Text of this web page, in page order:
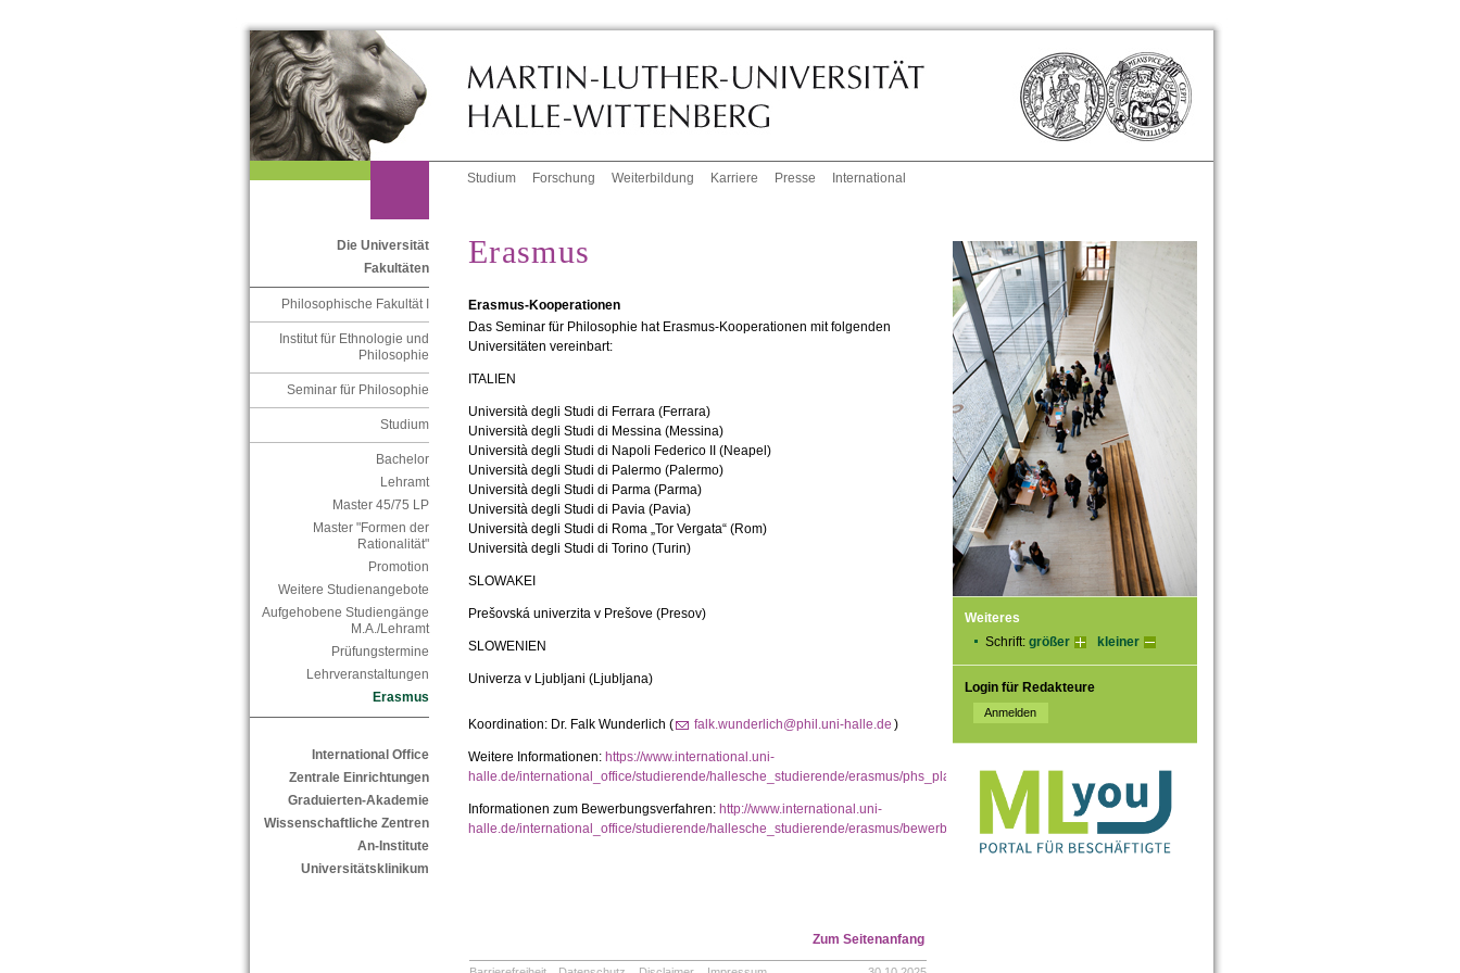
Studium Forschung Weiterbildung Karriere Presse International
Die Universität
Fakultäten
Philosophische Fakultät I
Institut für Ethnologie und
Philosophie
Seminar für Philosophie
Studium
Bachelor
Lehramt
Master 45/75 LP
Master "Formen der
Rationalität"
Promotion
Weitere Studienangebote
Aufgehobene Studiengänge
M.A./Lehramt
Prüfungstermine
Lehrveranstaltungen
Erasmus
International Office
Zentrale Einrichtungen
Graduierten-Akademie
Wissenschaftliche Zentren
An-Institute
Universitätsklinikum
Weiteres
Schrift: größer kleiner
Login für Redakteure
Erasmus
Erasmus-Kooperationen
Das Seminar für Philosophie hat Erasmus-Kooperationen mit folgenden
Universitäten vereinbart:
ITALIEN
Università degli Studi di Ferrara (Ferrara)
Università degli Studi di Messina (Messina)
Università degli Studi di Napoli Federico II (Neapel)
Università degli Studi di Palermo (Palermo)
Università degli Studi di Parma (Parma)
Università degli Studi di Pavia (Pavia)
Università degli Studi di Roma „Tor Vergata“ (Rom)
Università degli Studi di Torino (Turin)
SLOWAKEI
Prešovská univerzita v Prešove (Presov)
SLOWENIEN
Univerza v Ljubljani (Ljubljana)
Koordination: Dr. Falk Wunderlich ( falk.wunderlich@phil.uni-halle.de )
Weitere Informationen: https://www.international.uni-
halle.de/international_office/studierende/hallesche_studierende/erasmus/phs_plaetze/#anchor1966340
Informationen zum Bewerbungsverfahren: http://www.international.uni-
halle.de/international_office/studierende/hallesche_studierende/erasmus/bewerbung/
Zum Seitenanfang